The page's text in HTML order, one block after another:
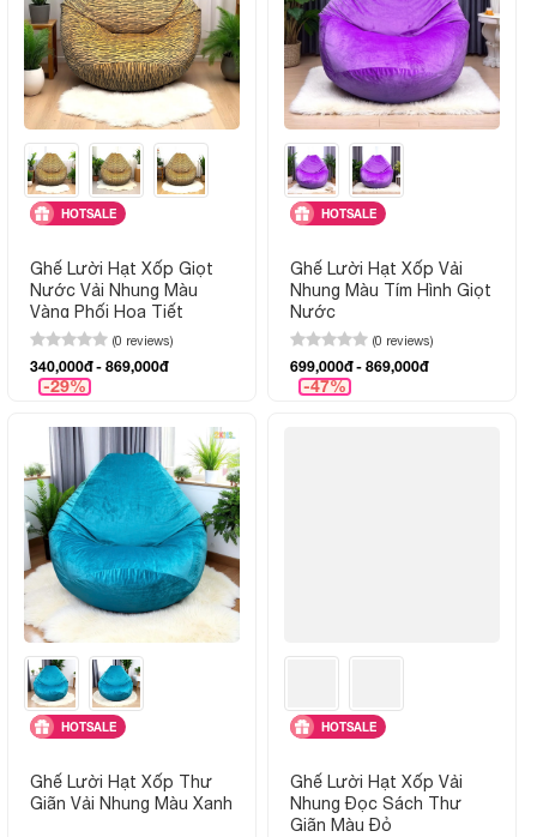
HOTSALE
Ghế Lười Hạt Xốp Giọt
Nước Vải Nhung Màu
Vàng Phối Họa Tiết
(0 reviews)
340,000đ - 869,000đ
-29%
HOTSALE
Ghế Lười Hạt Xốp Vải
Nhung Màu Tím Hình Giọt
Nước
(0 reviews)
699,000đ - 869,000đ
-47%
HOTSALE
Ghế Lười Hạt Xốp Thư
Giãn Vải Nhung Màu Xanh
HOTSALE
Ghế Lười Hạt Xốp Vải
Nhung Đọc Sách Thư
Giãn Màu Đỏ